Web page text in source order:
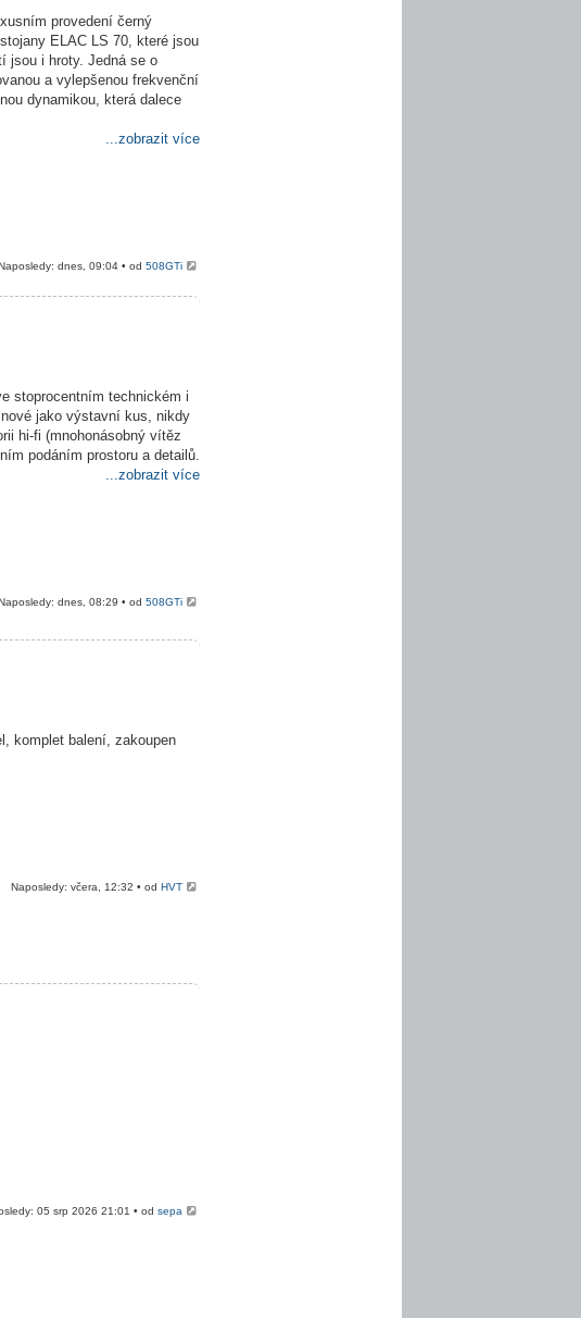
provedení černý
ELAC LS 70, které jsou
jsou i hroty. Jedná se o
a vylepšenou frekvenční
dynamikou, která dalece
...zobrazit více
dnes, 09:04 • od508GTi
stoprocentním technickém i
jako výstavní kus, nikdy
hi-fi (mnohonásobný vítěz
podáním prostoru a detailů.
...zobrazit více
dnes, 08:29 • od508GTi
komplet balení, zakoupen
Naposledy: včera, 12:32 • odHVT
05 srp 2026 21:01 • odsepa